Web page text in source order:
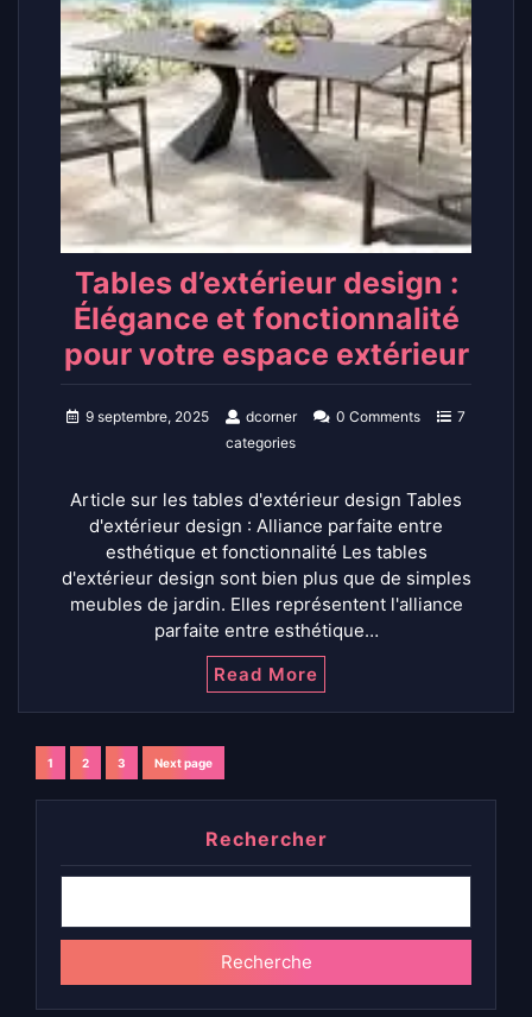
Tables d’extérieur design :
Élégance et fonctionnalité
pour votre espace extérieur
9 septembre, 2025 dcorner 0 Comments
7
categories
Article sur les tables d'extérieur design Tables
d'extérieur design : Alliance parfaite entre
esthétique et fonctionnalité Les tables
d'extérieur design sont bien plus que de simples
meubles de jardin. Elles représentent l'alliance
parfaite entre esthétique…
Read More
Navigation
des
Page
1 Page
2 Page
3 Next page
Rechercher
Recherche